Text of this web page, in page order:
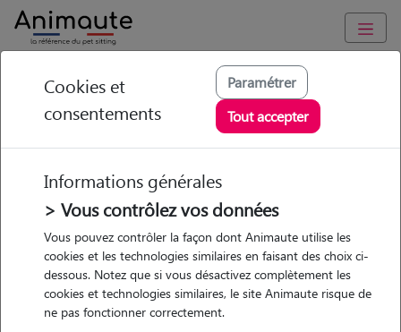
Animaute Grand-Est Épernay
Amélie - Petsitter à
EPERNAY
• 31 ans
Cookies et
consentements
Paramétrer
Tout accepter
Informations générales
> Vous contrôlez vos données
Vous pouvez contrôler la façon dont Animaute utilise les
cookies et les technologies similaires en faisant des choix ci-
dessous. Notez que si vous désactivez complètement les
cookies et technologies similaires, le site Animaute risque de
ne pas fonctionner correctement.